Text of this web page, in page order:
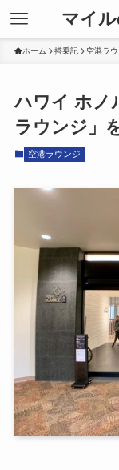
マイ
ホーム 搭乗記 空港ラ
ハワイ ホノ
ラウンジ」
空港ラウンジ